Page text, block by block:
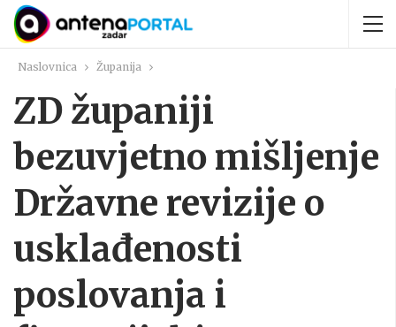
Naslovnica Županija
ZD županiji
bezuvjetno mišljenje
Državne revizije o
usklađenosti
poslovanja i